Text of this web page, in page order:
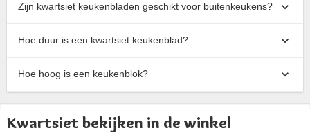
Zijn kwartsiet keukenbladen geschikt voor buitenkeukens?
Hoe duur is een kwartsiet keukenblad?
Hoe hoog is een keukenblok?
Kwartsiet bekijken in de winkel